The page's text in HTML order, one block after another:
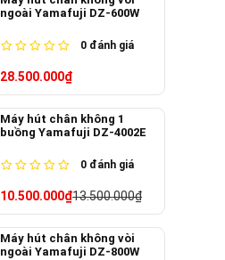
ngoài Yamafuji DZ-600W
0 đánh giá
28.500.000₫
Máy hút chân không 1
buồng Yamafuji DZ-4002E
0 đánh giá
10.500.000₫13.500.000₫
Máy hút chân không vòi
ngoài Yamafuji DZ-800W